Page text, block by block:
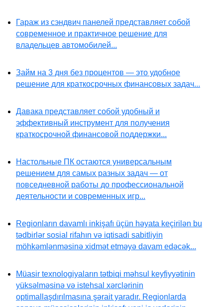
Гараж из сэндвич панелей представляет собой
современное и практичное решение для
владельцев автомобилей...
Займ на 3 дня без процентов — это удобное
решение для краткосрочных финансовых задач...
Давака представляет собой удобный и
эффективный инструмент для получения
краткосрочной финансовой поддержки...
Настольные ПК остаются универсальным
решением для самых разных задач — от
повседневной работы до профессиональной
деятельности и современных игр...
Regionların davamlı inkişafı üçün həyata keçirilən bu
tədbirlər sosial rifahın və iqtisadi sabitliyin
möhkəmlənməsinə xidmət etməyə davam edəcək...
Müasir texnologiyaların tətbiqi məhsul keyfiyyətinin
yüksəlməsinə və istehsal xərclərinin
optimallaşdırılmasına şərait yaradır. Regionlarda